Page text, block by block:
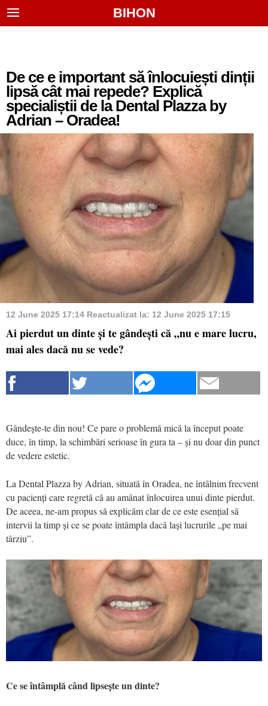
BIHON
De ce e important să înlocuiești dinții
lipsă cât mai repede? Explică
specialiștii de la Dental Plazza by
Adrian – Oradea!
12 June 2025 17:14 Reactualizat la: 12 June 2025 17:15
Ai pierdut un dinte și te gândești că „nu e mare lucru,
mai ales dacă nu se vede?
Gândește-te din nou! Ce pare o problemă mică la început poate
duce, în timp, la schimbări serioase în gura ta – și nu doar din punct
de vedere estetic.
La Dental Plazza by Adrian, situată în Oradea, ne întâlnim frecvent
cu pacienți care regretă că au amânat înlocuirea unui dinte pierdut.
De aceea, ne-am propus să explicăm clar de ce este esențial să
intervii la timp și ce se poate întâmpla dacă lași lucrurile „pe mai
târziu”.
Ce se întâmplă când lipsește un dinte?